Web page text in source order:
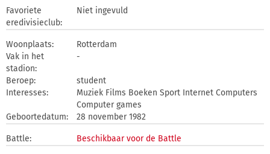
Favoriete
eredivisieclub:
Niet ingevuld
Woonplaats:
Rotterdam
Vak in het
stadion:
-
Beroep:
student
Interesses:
Muziek Films Boeken Sport Internet Computers
Computer games
Geboortedatum:
28 november 1982
Battle: Beschikbaar voor de Battle